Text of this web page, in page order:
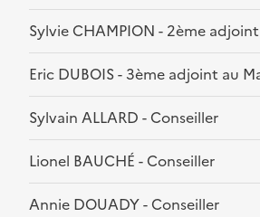
Sylvie CHAMPION - 2ème
Eric DUBOIS - 3ème adjoint au
Sylvain ALLARD - Conseiller
Lionel BAUCHÉ - Conseiller
Annie DOUADY - Conseiller